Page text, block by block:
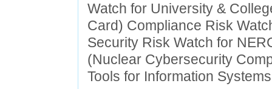
Watch for University &
Card) Compliance Risk
Security Risk Watch for
(Nuclear Cybersecurity
Tools for Information Systems